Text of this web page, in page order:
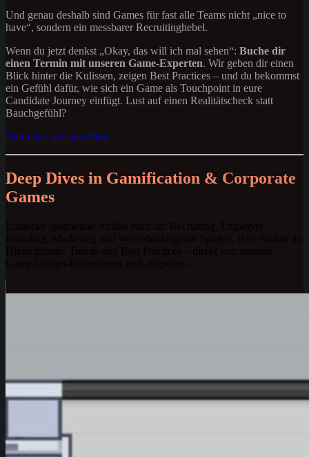
Und genau deshalb sind Games für fast alle Teams nicht „nice to
have“, sondern ein messbarer Recruitinghebel.
Wenn du jetzt denkst „Okay, das will ich mal sehen“: Buche dir
einen Termin mit unseren Game-Experten. Wir geben dir einen
Blick hinter die Kulissen, zeigen Best Practices – und du bekommst
ein Gefühl dafür, wie sich ein Game als Touchpoint in eure
Candidate Journey einfügt. Lust auf einen Realitätscheck statt
Bauchgefühl?
Dann lass uns sprechen
Deep Dives in Gamification & Corporate
Games